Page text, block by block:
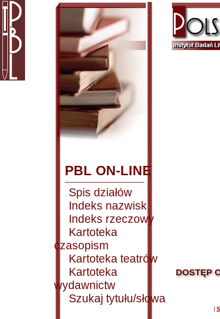
PBL ON-LINE
Spis działów
Indeks nazwisk
Indeks rzeczowy
Kartoteka
czasopism
Kartoteka teatrów
Kartoteka
wydawnictw
Szukaj tytułu/słowa
DOSTĘP
|